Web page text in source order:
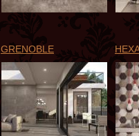
GRENOBLE